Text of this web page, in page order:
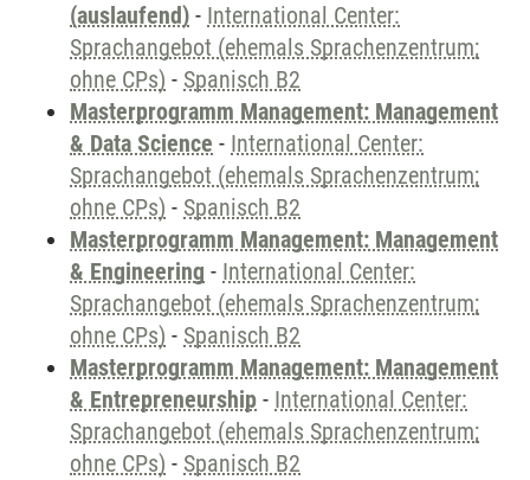
(auslaufend) - International Center:
Sprachangebot (ehemals Sprachenzentrum;
ohne CPs) - Spanisch B2
Masterprogramm Management: Management
& Data Science - International Center:
Sprachangebot (ehemals Sprachenzentrum;
ohne CPs) - Spanisch B2
Masterprogramm Management: Management
& Engineering - International Center:
Sprachangebot (ehemals Sprachenzentrum;
ohne CPs) - Spanisch B2
Masterprogramm Management: Management
& Entrepreneurship - International Center:
Sprachangebot (ehemals Sprachenzentrum;
ohne CPs) - Spanisch B2